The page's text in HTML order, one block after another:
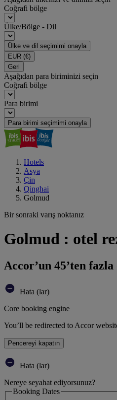
Coğrafi bölge
Ülke/Bölge - Dil
Ülke ve dil seçimimi onayla
EUR (€)
Geri
Aşağıdan para biriminizi seçin
Coğrafi bölge
Para birimi
Para birimi seçimimi onayla
Hotels
Asya
Çin
Qinghai
Golmud
Bir sonraki varış noktanız
Golmud : otel
Accor’un 45’ten
Hata (lar)
Core booking engine
You’ll be redirected to Accor
Pencereyi kapatın
Hata (lar)
Nereye seyahat ediyorsunuz?
Booking Dates